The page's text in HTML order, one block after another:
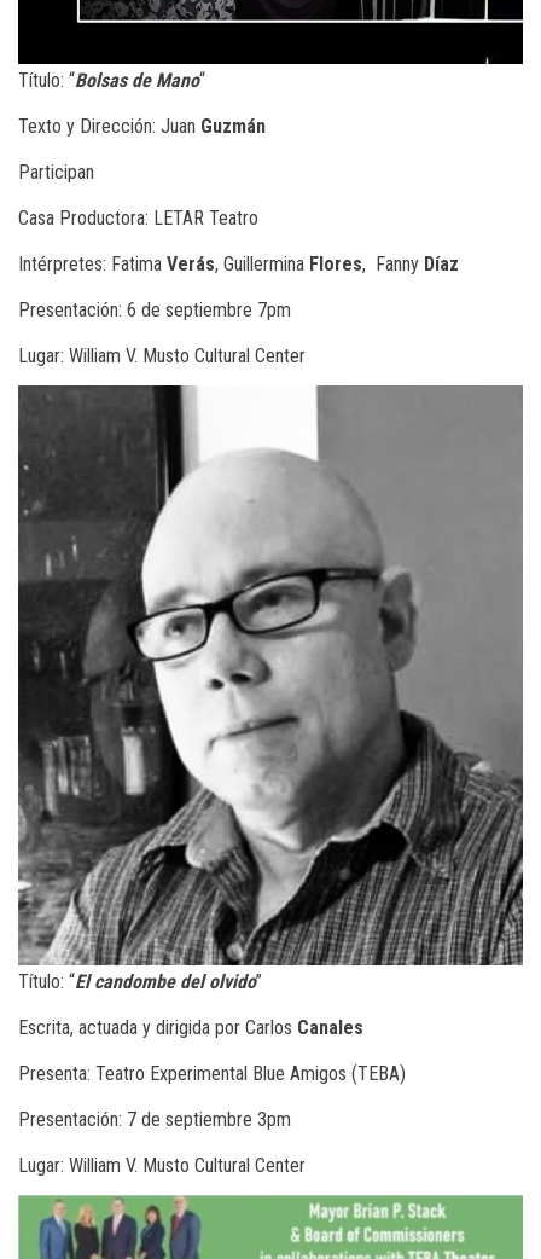
Título: “Bolsas de Mano“
Texto y Dirección: Juan Guzmán
Participan
Casa Productora: LETAR Teatro
Intérpretes: Fatima Verás, Guillermina Flores, Fanny Díaz
Presentación: 6 de septiembre 7pm
Lugar: William V. Musto Cultural Center
Título: “El candombe del olvido”
Escrita, actuada y dirigida por Carlos Canales
Presenta: Teatro Experimental Blue Amigos (TEBA)
Presentación: 7 de septiembre 3pm
Lugar: William V. Musto Cultural Center